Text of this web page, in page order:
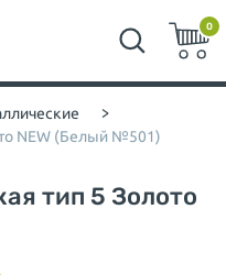
0
>
NEW (Белый №501)
тип 5 Золото